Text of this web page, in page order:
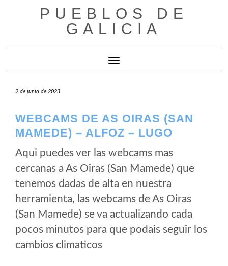
PUEBLOS DE
GALICIA
Cambiar modo de navegación
2 de junio de 2023
WEBCAMS DE AS OIRAS (SAN
MAMEDE) – ALFOZ – LUGO
Aqui puedes ver las webcams mas
cercanas a As Oiras (San Mamede) que
tenemos dadas de alta en nuestra
herramienta, las webcams de As Oiras
(San Mamede) se va actualizando cada
pocos minutos para que podais seguir los
cambios climaticos